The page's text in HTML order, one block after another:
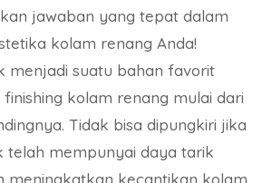
jawaban yang tepat dalam
kolam renang Anda!
menjadi suatu bahan favorit
kolam renang mulai dari
Tidak bisa dipungkiri jika
telah mempunyai daya tarik
meningkatkan kecantikan kolam